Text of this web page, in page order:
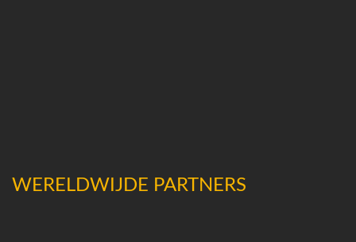
WERELDWIJDE PARTNERS